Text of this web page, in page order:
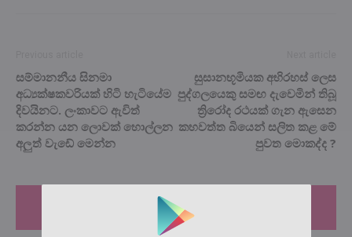
සම්මානනීය සිනමා
අධ්‍යක්ෂකවරියක් හිටි හැටියේම
දිවයිනට. ලංකාවට ඇවිත්
කරන්න යන ලොවක් හොල්ලන
අලුත් වැඩේ මෙන්න
සුසානභූමියක අභිරහස් ලෙස
පුද්ගලයෙකු සමඟ දැවෙමින් තිබූ
ත්‍රිරෝද රථයක් ගැන ඇසෙන
කහවත්ත බියෙන් සලිත කළ මේ
පුවත මොකද්ද ?
MORE FROM AUTHOR